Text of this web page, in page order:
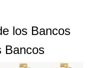
los Bancos
Bancos